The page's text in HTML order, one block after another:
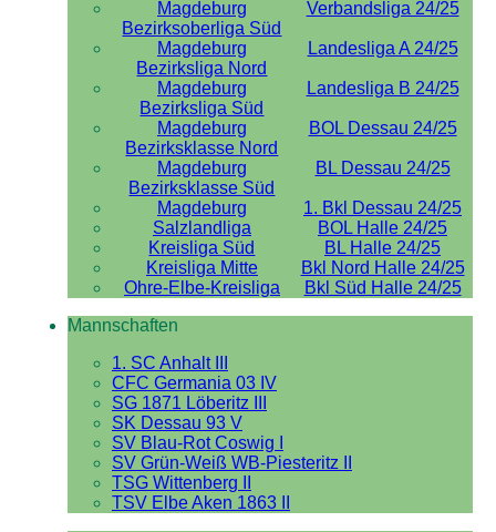
Magdeburg
Verbandsliga 24/25
Bezirksoberliga Süd
Magdeburg
Landesliga A 24/25
Bezirksliga Nord
Magdeburg
Landesliga B 24/25
Bezirksliga Süd
Magdeburg
BOL Dessau 24/25
Bezirksklasse Nord
Magdeburg
BL Dessau 24/25
Bezirksklasse Süd
Magdeburg
1. Bkl Dessau 24/25
Salzlandliga
BOL Halle 24/25
Kreisliga Süd
BL Halle 24/25
Kreisliga Mitte
Bkl Nord Halle 24/25
Ohre-Elbe-Kreisliga
Bkl Süd Halle 24/25
Mannschaften
1. SC Anhalt III
CFC Germania 03 IV
SG 1871 Löberitz III
SK Dessau 93 V
SV Blau-Rot Coswig I
SV Grün-Weiß WB-Piesteritz II
TSG Wittenberg II
TSV Elbe Aken 1863 II